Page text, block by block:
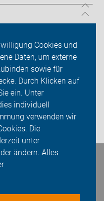
Cookies und
Daten, um externe
sowie für
Durch Klicken auf
ein. Unter
individuell
verwenden wir
Die
unter
ändern. Alles